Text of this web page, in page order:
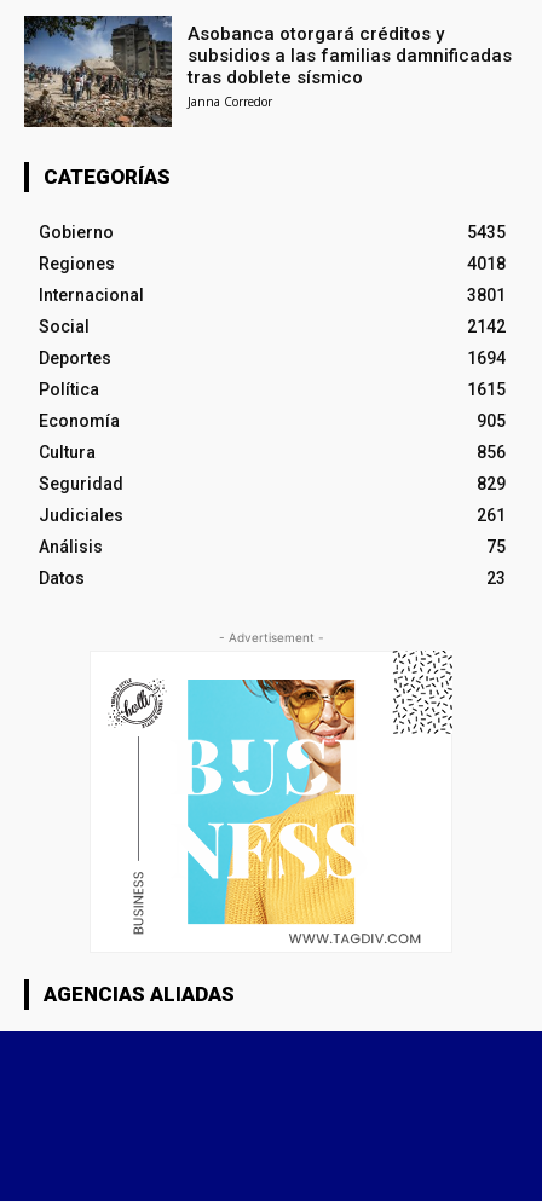
Asobanca otorgará créditos y
subsidios a las familias damnificadas
tras doblete sísmico
Janna Corredor
CATEGORÍAS
Gobierno
5435
Regiones
4018
Internacional
3801
Social
2142
Deportes
1694
Política
1615
Economía
905
Cultura
856
Seguridad
829
Judiciales
261
Análisis
75
Datos
23
- Advertisement -
AGENCIAS ALIADAS